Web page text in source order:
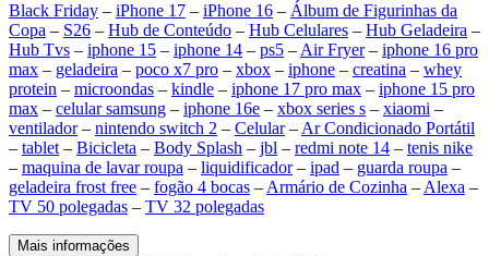
Black Friday – iPhone 17 – iPhone 16 – Álbum de Figurinhas da
Copa – S26 – Hub de Conteúdo – Hub Celulares – Hub Geladeira –
Hub Tvs – iphone 15 – iphone 14 – ps5 – Air Fryer– iphone 16 pro
max – geladeira – poco x7 pro – xbox – iphone – creatina – whey
protein – microondas – kindle – iphone 17 pro max – iphone 15 pro
max – celular samsung – iphone 16e – xbox series s – xiaomi –
ventilador– nintendo switch 2 – Celular– Ar Condicionado Portátil
– tablet – Bicicleta – Body Splash – jbl – redmi note 14 – tenis nike
– maquina de lavar roupa – liquidificador– ipad – guarda roupa –
geladeira frost free – fogão 4 bocas – Armário de Cozinha – Alexa –
TV 50 polegadas – TV 32 polegadas
Mais informações